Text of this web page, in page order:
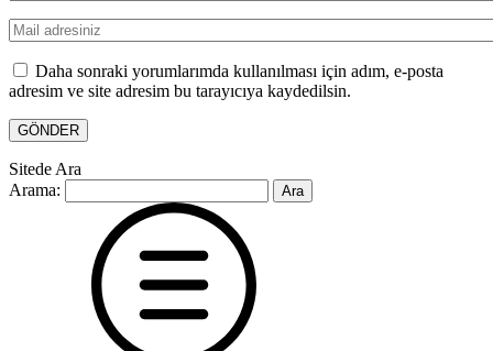
Daha sonraki yorumlarımda kullanılması için adım, e-posta
adresim ve site adresim bu tarayıcıya kaydedilsin.
Sitede Ara
Arama: